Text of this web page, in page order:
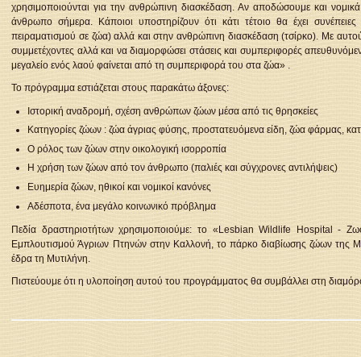
χρησιμοποιούνται για την ανθρώπινη διασκέδαση. Αν αποδώσουμε και
άνθρωπο σήμερα. Κάποιοι υποστηρίζουν ότι κάτι τέτοιο θα έχει
πειραματισμού σε ζώα) αλλά και στην ανθρώπινη διασκέδαση (τσίρκο). Με
συμμετέχοντες αλλά και να διαμορφώσει στάσεις και συμπεριφορές
μεγαλείο ενός λαού φαίνεται από τη συμπεριφορά του στα ζώα» .
Το πρόγραμμα εστιάζεται στους παρακάτω άξονες:
Ιστορική αναδρομή, σχέση ανθρώπων ζώων μέσα από τις θρησκείες
Κατηγορίες ζώων : ζώα άγριας φύσης, προστατευόμενα είδη, ζώα φάρμας,
Ο ρόλος των ζώων στην οικολογική ισορροπία
Η χρήση των ζώων από τον άνθρωπο (παλιές και σύγχρονες αντιλήψεις)
Ευημερία ζώων, ηθικοί και νομικοί κανόνες
Αδέσποτα, ένα μεγάλο κοινωνικό πρόβλημα
Πεδία δραστηριοτήτων χρησιμοποιούμε: το «Lesbian Wildlife Hospital
Εμπλουτισμού Άγριων Πτηνών στην Καλλονή, το πάρκο διαβίωσης ζώων της
έδρα τη Μυτιλήνη.
Πιστεύουμε ότι η υλοποίηση αυτού του προγράμματος θα συμβάλλει στη